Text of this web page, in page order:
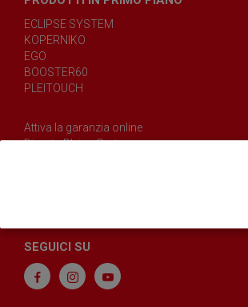
ECLIPSE SYSTEM
KOPERNIKO
EGO
BOOSTER60
PLEITOUCH
Attiva la garanzia online
Diventa Pleion Partner
SEGUICI SU